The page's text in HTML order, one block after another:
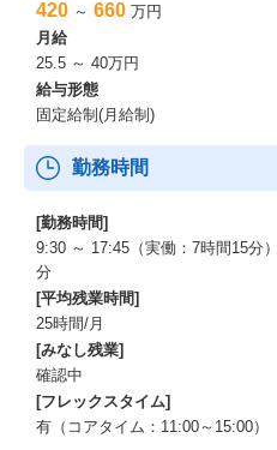
420 ～ 660 万円
月給
25.5 ～ 40万円
給与形態
固定給制(月給制)
勤務時間
[勤務時間]
9:30 ～ 17:45（実働：7時間15
分
[平均残業時間]
25時間/月
[みなし残業]
確認中
[フレックスタイム]
有（コアタイム：11:00～15:00）